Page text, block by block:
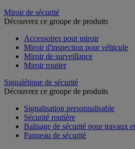
Miroir de sécurité
Découvrez ce groupe de produits
Accessoires pour miroir
Miroir d'inspection pour véhicule
Miroir de surveillance
Miroir routier
Signalétique de sécurité
Découvrez ce groupe de produits
Signalisation personnalisable
Sécurité routière
Balisage de sécurité pour travaux
Panneau de sécurité